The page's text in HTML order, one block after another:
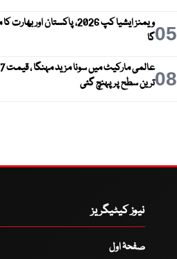
05
ویمنز ایشیا کپ 2026، پاکستان
گا
08ترین سطح پر پہنچ گئی
نیوز کیٹیگریز
صفحۂ اول